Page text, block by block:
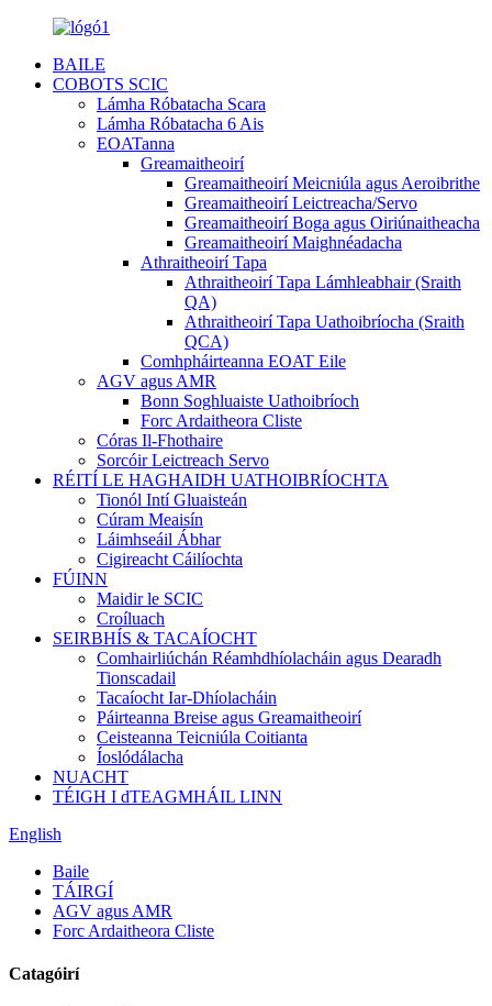
BAILE
COBOTS SCIC
Lámha Róbatacha Scara
Lámha Róbatacha 6 Ais
EOATanna
Greamaitheoirí
Greamaitheoirí Meicniúla agus Aeroibrithe
Greamaitheoirí Leictreacha/Servo
Greamaitheoirí Boga agus Oiriúnaitheacha
Greamaitheoirí Maighnéadacha
Athraitheoirí Tapa
Athraitheoirí Tapa Lámhleabhair (Sraith
QA)
Athraitheoirí Tapa Uathoibríocha (Sraith
QCA)
Comhpháirteanna EOAT Eile
AGV agus AMR
Bonn Soghluaiste Uathoibríoch
Forc Ardaitheora Cliste
Córas Il-Fhothaire
Sorcóir Leictreach Servo
RÉITÍ LE HAGHAIDH UATHOIBRÍOCHTA
Tionól Intí Gluaisteán
Cúram Meaisín
Láimhseáil Ábhar
Cigireacht Cáilíochta
FÚINN
Maidir le SCIC
Croíluach
SEIRBHÍS & TACAÍOCHT
Comhairliúchán Réamhdhíolacháin agus Dearadh
Tionscadail
Tacaíocht Iar-Dhíolacháin
Páirteanna Breise agus Greamaitheoirí
Ceisteanna Teicniúla Coitianta
Íoslódálacha
NUACHT
TÉIGH I dTEAGMHÁIL LINN
English
Baile
TÁIRGÍ
AGV agus AMR
Forc Ardaitheora Cliste
Catagóirí